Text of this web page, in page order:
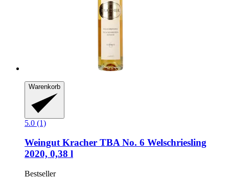
Warenkorb
5.0 (1)
Weingut Kracher TBA No. 6 Welschriesling
2020, 0,38 l
Bestseller